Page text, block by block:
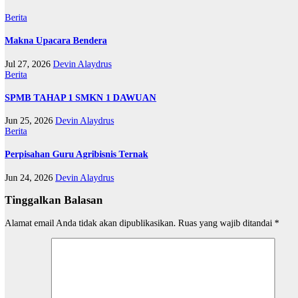
Berita
Makna Upacara Bendera
Jul 27, 2026 Devin Alaydrus
Berita
SPMB TAHAP 1 SMKN 1 DAWUAN
Jun 25, 2026 Devin Alaydrus
Berita
Perpisahan Guru Agribisnis Ternak
Jun 24, 2026 Devin Alaydrus
Tinggalkan Balasan
Alamat email Anda tidak akan dipublikasikan. Ruas yang wajib ditandai *